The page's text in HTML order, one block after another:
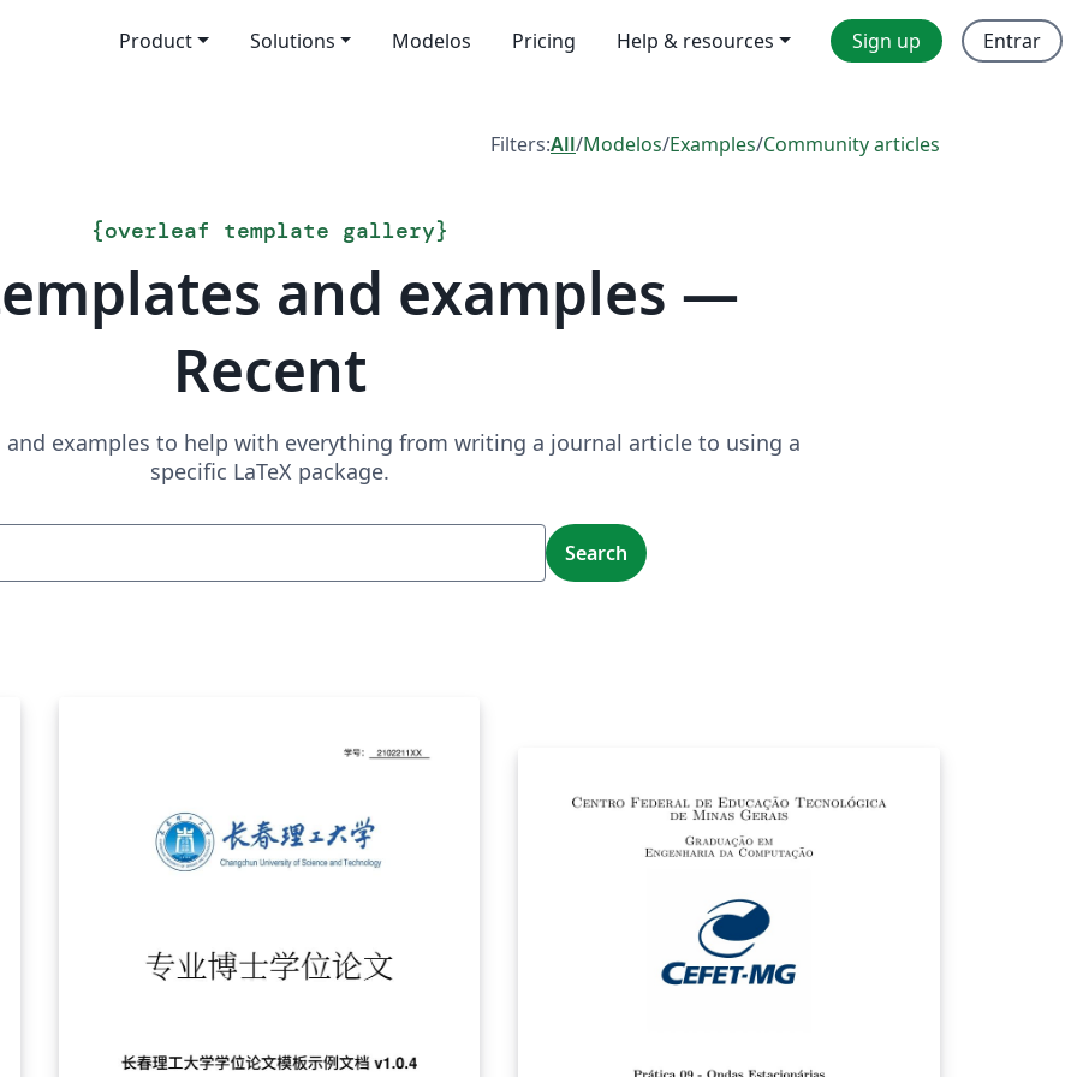
Product Solutions Modelos Pricing Help & resources Sign up Entrar
Filters:All/Modelos/Examples/Community articles
{overleaf template gallery}
and examples —
Recent
and examples to help with everything from writing a journal article to using a
specific LaTeX package.
Search